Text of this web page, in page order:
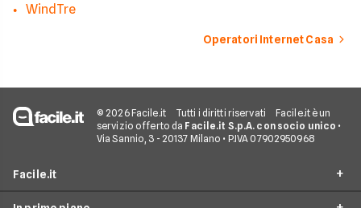
WindTre
Operatori Internet Casa
© 2026 Facile.it Tutti i diritti riservati
Facile.it è un
servizio offerto da Facile.it S.p.A. con socio unico •
Via Sannio, 3 - 20137 Milano • P.IVA 07902950968
Facile.it